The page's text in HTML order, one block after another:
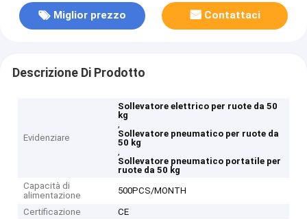
Miglior prezzo Contattaci
Descrizione Di Prodotto
Evidenziare
Sollevatore elettrico per ruote da 50
kg
,
Sollevatore pneumatico per ruote da
50 kg
,
Sollevatore pneumatico portatile per
ruote da 50 kg
Capacità di
alimentazione
500PCS/MONTH
Certificazione
CE